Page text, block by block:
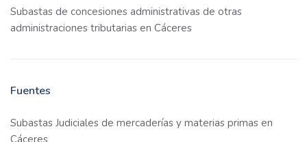
Subastas de concesiones administrativas de otras
administraciones tributarias en Cáceres
Fuentes
Subastas Judiciales de mercaderías y materias primas en